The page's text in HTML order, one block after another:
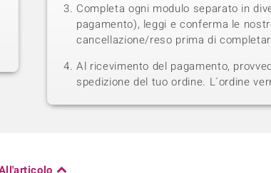
Completa ogni modulo separato in
pagamento), leggi e conferma le
cancellazione/reso prima di
Al ricevimento del pagamento,
spedizione del tuo ordine. L´ordine